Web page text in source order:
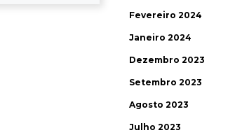
Fevereiro 2024
Janeiro 2024
Dezembro 2023
Setembro 2023
Agosto 2023
Julho 2023